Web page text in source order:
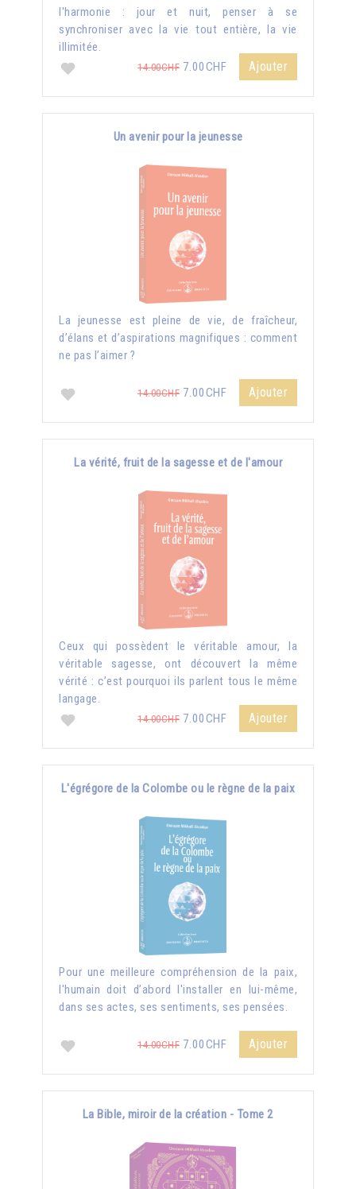
l'harmonie : jour et nuit, penser à se
synchroniser avec la vie tout entière, la vie
illimitée.
14.00CHF 7.00CHF Ajouter
Un avenir pour la jeunesse
La jeunesse est pleine de vie, de fraîcheur,
d’élans et d’aspirations magnifiques : comment
ne pas l’aimer ?
14.00CHF 7.00CHF Ajouter
La vérité, fruit de la sagesse et de l'amour
Ceux qui possèdent le véritable amour, la
véritable sagesse, ont découvert la même
vérité : c’est pourquoi ils parlent tous le même
langage.
14.00CHF 7.00CHF Ajouter
L'égrégore de la Colombe ou le règne de la paix
Pour une meilleure compréhension de la paix,
l'humain doit d’abord l'installer en lui-même,
dans ses actes, ses sentiments, ses pensées.
14.00CHF 7.00CHF Ajouter
La Bible, miroir de la création - Tome 2